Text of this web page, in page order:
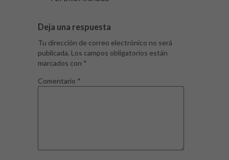
Deja una respuesta
Tu dirección de correo electrónico no será
publicada. Los campos obligatorios están
marcados con *
Comentario *